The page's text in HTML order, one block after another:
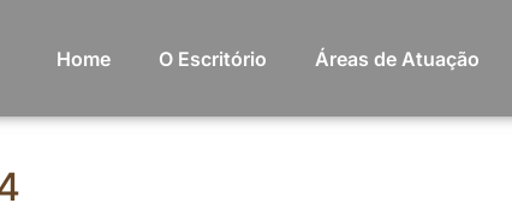
Home O Escritório Áreas de Atuação